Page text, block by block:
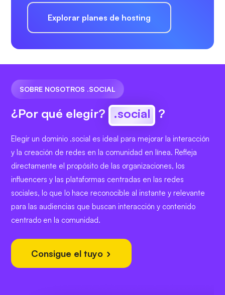
Explorar planes de hosting
SOBRE NOSOTROS .SOCIAL
¿Por qué elegir? .social ?
Elegir un dominio .social es ideal para mejorar la interacción
y la creación de redes en la comunidad en línea. Refleja
directamente el propósito de las organizaciones, los
influencers y las plataformas centradas en las redes
sociales, lo que lo hace reconocible al instante y relevante
para las audiencias que buscan interacción y contenido
centrado en la comunidad.
Consigue el tuyo